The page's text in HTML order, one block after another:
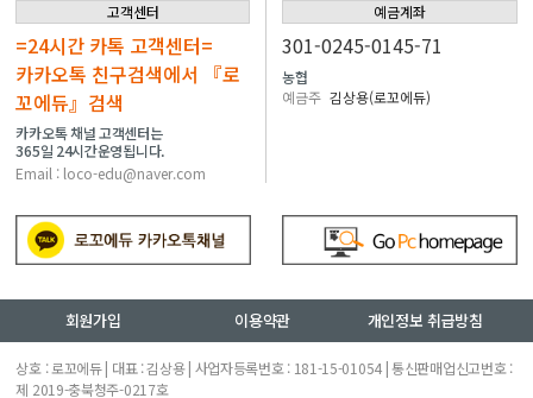
고객센터
=24시간 카톡 고객센터=
카카오톡 친구검색에서 『로
꼬에듀』검색
카카오톡 채널 고객센터는
365일 24시간운영됩니다.
Email : loco-edu@naver.com
예금계좌
301-0245-0145-71
농협
예금주 김상용(로꼬에듀)
회원가입 이용약관 개인정보 취급방침
상호 : 로꼬에듀 | 대표 : 김상용 | 사업자등록번호 : 181-15-01054 | 통신판매업신고번호 :
제 2019-충북청주-0217호